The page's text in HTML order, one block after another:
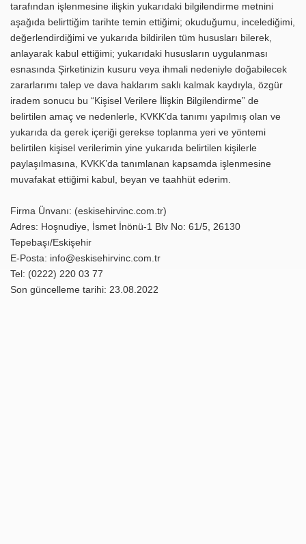
tarafından işlenmesine ilişkin yukarıdaki bilgilendirme metnini
aşağıda belirttiğim tarihte temin ettiğimi; okuduğumu, incelediğimi,
değerlendirdiğimi ve yukarıda bildirilen tüm hususları bilerek,
anlayarak kabul ettiğimi; yukarıdaki hususların uygulanması
esnasında Şirketinizin kusuru veya ihmali nedeniyle doğabilecek
zararlarımı talep ve dava haklarım saklı kalmak kaydıyla, özgür
iradem sonucu bu “Kişisel Verilere İlişkin Bilgilendirme” de
belirtilen amaç ve nedenlerle, KVKK’da tanımı yapılmış olan ve
yukarıda da gerek içeriği gerekse toplanma yeri ve yöntemi
belirtilen kişisel verilerimin yine yukarıda belirtilen kişilerle
paylaşılmasına, KVKK’da tanımlanan kapsamda işlenmesine
muvafakat ettiğimi kabul, beyan ve taahhüt ederim.
Firma Ünvanı: (eskisehirvinc.com.tr)
Adres: Hoşnudiye, İsmet İnönü-1 Blv No: 61/5, 26130
Tepebaşı/Eskişehir
E-Posta: info@eskisehirvinc.com.tr
Tel: (0222) 220 03 77
Son güncelleme tarihi: 23.08.2022